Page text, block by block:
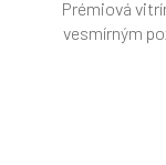
Prémiová
vesmírným